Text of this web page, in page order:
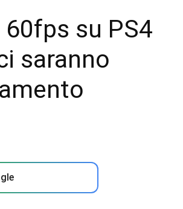
su PS4
saranno